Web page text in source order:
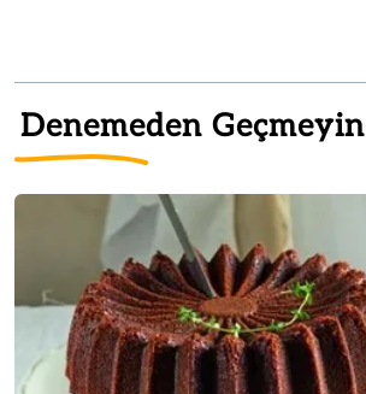
Denemeden Geçmeyin